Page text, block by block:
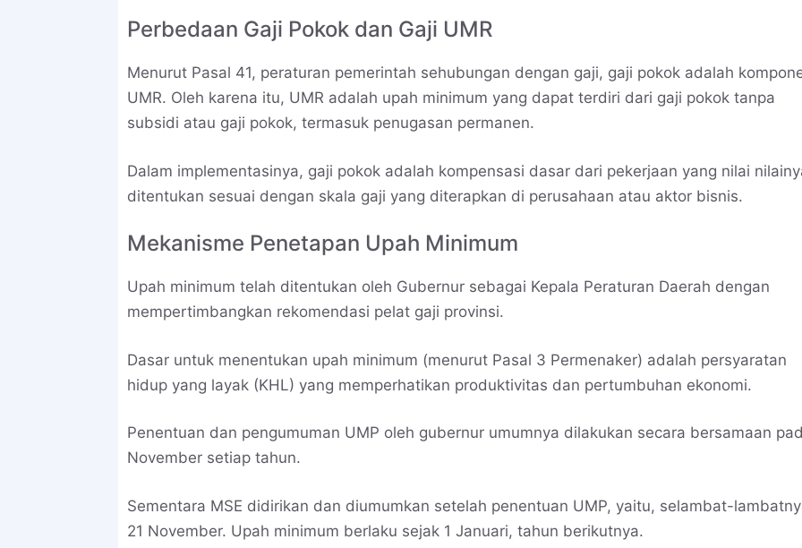
Perbedaan Gaji Pokok dan Gaji UMR
Menurut Pasal 41, peraturan pemerintah sehubungan dengan gaji, gaji pokok adalah
UMR. Oleh karena itu, UMR adalah upah minimum yang dapat terdiri dari gaji pokok tanpa
subsidi atau gaji pokok, termasuk penugasan permanen.
Dalam implementasinya, gaji pokok adalah kompensasi dasar dari pekerjaan yang nilai
ditentukan sesuai dengan skala gaji yang diterapkan di perusahaan atau aktor bisnis.
Mekanisme Penetapan Upah Minimum
Upah minimum telah ditentukan oleh Gubernur sebagai Kepala Peraturan Daerah dengan
mempertimbangkan rekomendasi pelat gaji provinsi.
Dasar untuk menentukan upah minimum (menurut Pasal 3 Permenaker) adalah persyaratan
hidup yang layak (KHL) yang memperhatikan produktivitas dan pertumbuhan ekonomi.
Penentuan dan pengumuman UMP oleh gubernur umumnya dilakukan secara bersamaan
November setiap tahun.
Sementara MSE didirikan dan diumumkan setelah penentuan UMP, yaitu, selambat-
21 November. Upah minimum berlaku sejak 1 Januari, tahun berikutnya.